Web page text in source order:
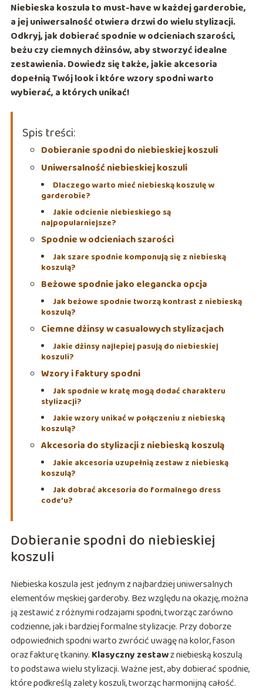
Niebieska koszula to must-have w każdej garderobie,
a jej uniwersalność otwiera drzwi do wielu stylizacji.
Odkryj, jak dobierać spodnie w odcieniach szarości,
beżu czy ciemnych dżinsów, aby stworzyć idealne
zestawienia. Dowiedz się także, jakie akcesoria
dopełnią Twój look i które wzory spodni warto
wybierać, a których unikać!
Spis treści:
Dobieranie spodni do niebieskiej koszuli
Uniwersalność niebieskiej koszuli
Dlaczego warto mieć niebieską koszulę w
garderobie?
Jakie odcienie niebieskiego są
najpopularniejsze?
Spodnie w odcieniach szarości
Jak szare spodnie komponują się z niebieską
koszulą?
Beżowe spodnie jako elegancka opcja
Jak beżowe spodnie tworzą kontrast z niebieską
koszulą?
Ciemne dżinsy w casualowych stylizacjach
Jakie dżinsy najlepiej pasują do niebieskiej
koszuli?
Wzory i faktury spodni
Jak spodnie w kratę mogą dodać charakteru
stylizacji?
Jakie wzory unikać w połączeniu z niebieską
koszulą?
Akcesoria do stylizacji z niebieską koszulą
Jakie akcesoria uzupełnią zestaw z niebieską
koszulą?
Jak dobrać akcesoria do formalnego dress
code’u?
Dobieranie spodni do niebieskiej
koszuli
Niebieska koszula jest jednym z najbardziej uniwersalnych
elementów męskiej garderoby. Bez względu na okazję, można
ją zestawić z różnymi rodzajami spodni, tworząc zarówno
codzienne, jak i bardziej formalne stylizacje. Przy doborze
odpowiednich spodni warto zwrócić uwagę na kolor, fason
oraz fakturę tkaniny. Klasyczny zestawz niebieską koszulą
to podstawa wielu stylizacji. Ważne jest, aby dobierać spodnie,
które podkreślą zalety koszuli, tworząc harmonijną całość.